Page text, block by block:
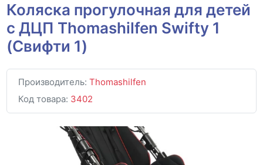
Коляска прогулочная для детей
с ДЦП Thomashilfen Swifty 1
(Свифти 1)
Производитель: Thomashilfen
Код товара: 3402